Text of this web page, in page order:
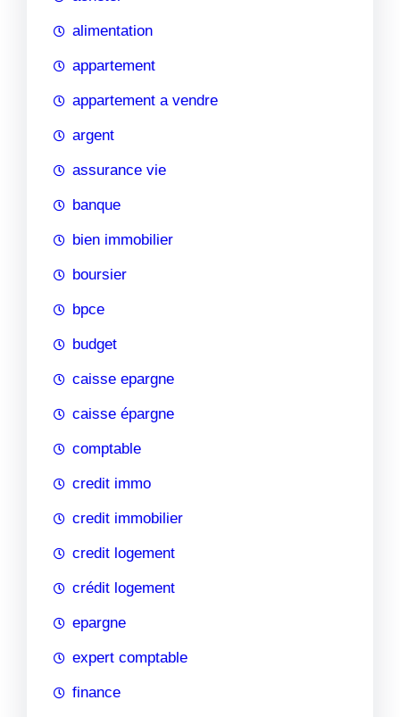
alimentation
appartement
appartement a vendre
argent
assurance vie
banque
bien immobilier
boursier
bpce
budget
caisse epargne
caisse épargne
comptable
credit immo
credit immobilier
credit logement
crédit logement
epargne
expert comptable
finance